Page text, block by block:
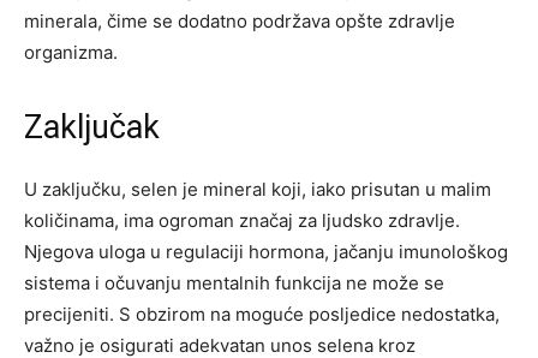
minerala, čime se dodatno podržava opšte zdravlje
organizma.
Zaključak
U zaključku, selen je mineral koji, iako prisutan u malim
količinama, ima ogroman značaj za ljudsko zdravlje.
Njegova uloga u regulaciji hormona, jačanju imunološkog
sistema i očuvanju mentalnih funkcija ne može se
precijeniti. S obzirom na moguće posljedice nedostatka,
važno je osigurati adekvatan unos selena kroz